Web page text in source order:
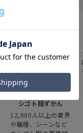
みんなの
シゴト服ずかん
12,000人以上の業界
や職種、シーンなど